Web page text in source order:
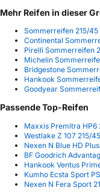
Mehr Reifen in dieser
Sommerreifen 215/45
Continental
Pirelli Sommerreifen
Michelin
Bridgestone
Hankook
Goodyear
Passende Top-Reifen
Maxxis Premitra HP6
Westlake Z 107 215/
Nexen N Blue HD
BF Goodrich
Hankook Ventus
Kumho Ecsta Sport
Nexen N Fera Sport